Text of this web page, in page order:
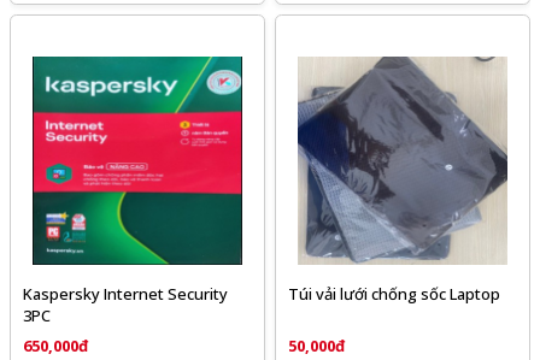
Kaspersky Internet Security
3PC
650,000đ
Túi vải lưới chống sốc Laptop
50,000đ